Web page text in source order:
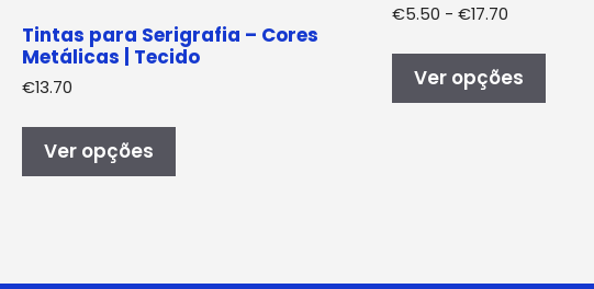
Tintas para Serigrafia – Cores
Metálicas | Tecido
€13.70
Ver opções
tem
€5.50 - €17.70
preços:
€5.50
a
Ver opções
tem